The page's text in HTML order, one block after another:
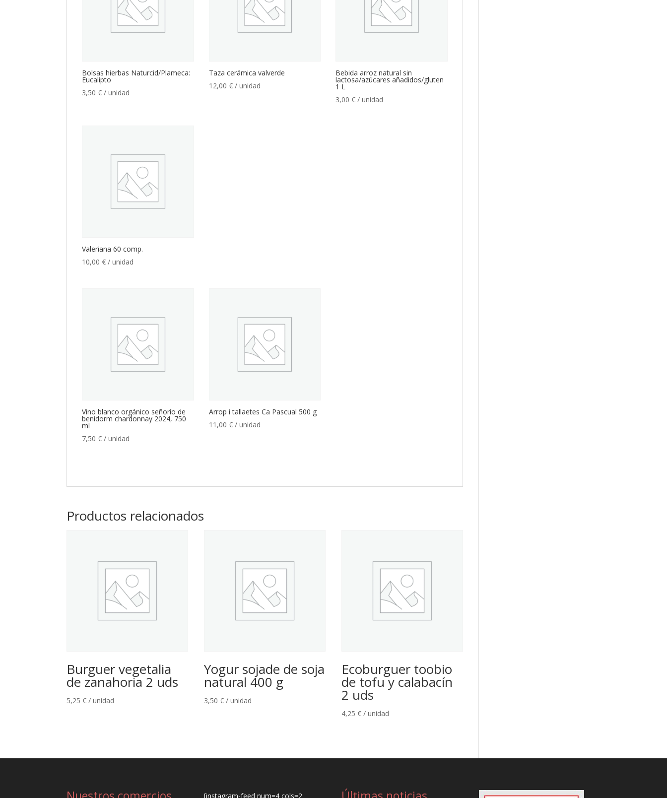
Bolsas hierbas Naturcid/Plameca:
Eucalipto
3,50€ / unidad
Taza cerámica valverde
12,00 € / unidad
Bebida arroz natural sin
lactosa/azúcares añadidos/gluten
1 L
3,00€ / unidad
Valeriana 60 comp.
10,00€ / unidad
Vino blanco orgánico señorío de
benidorm chardonnay 2024, 750
ml
7,50€ / unidad
Arrop i tallaetes Ca Pascual 500 g
11,00 € / unidad
Productos relacionados
Burguer vegetalia
de zanahoria 2 uds
5,25€ / unidad
Yogur sojade de soja
natural 400 g
3,50€ / unidad
Ecoburguer toobio
de tofu y calabacín
2 uds
4,25€ / unidad
[instagram-feed num=4 cols=2